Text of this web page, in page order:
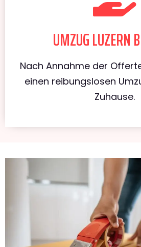
UMZUG LUZERN
Nach Annahme der
einen reibungslosen
Zuhause.